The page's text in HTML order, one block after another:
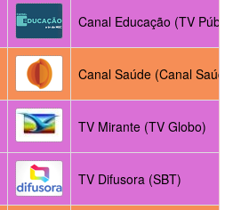
Canal Educação (TV
Canal Saúde (Canal
TV Mirante (TV Globo)
TV Difusora (SBT)